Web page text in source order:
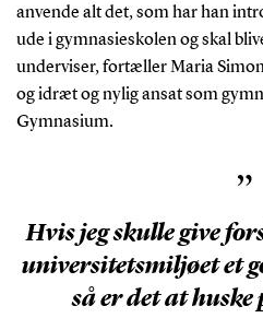
anvende alt det, som har han
ude i gymnasieskolen og skal
underviser, fortæller Maria
og idræt og nylig ansat som
Gymnasium.
”
Hvis jeg skulle give
universitetsmiljøet et
så er det at